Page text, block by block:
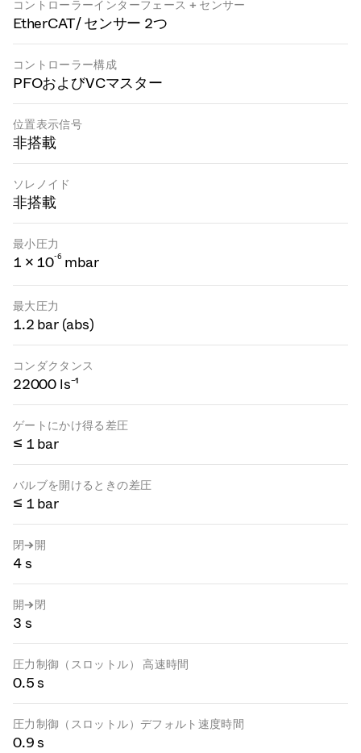
コントローラーインターフェース + センサー
EtherCAT / センサー 2つ
コントローラー構成
PFOおよびVCマスター
位置表示信号
非搭載
ソレノイド
非搭載
最小圧力
1 × 10-6 mbar
最大圧力
1.2 bar (abs)
コンダクタンス
22000 ls⁻¹
ゲートにかけ得る差圧
≤ 1 bar
バルブを開けるときの差圧
≤ 1 bar
閉→開
4 s
開→閉
3 s
圧力制御（スロットル） 高速時間
0.5 s
圧力制御（スロットル）デフォルト速度時間
0.9 s